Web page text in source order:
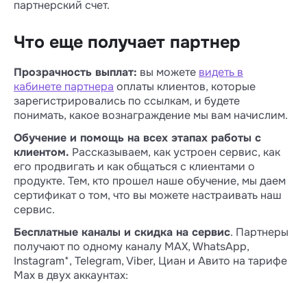
партнерский счет.
Что еще получает партнер
Прозрачность выплат: вы можете видеть в
кабинете партнера оплаты клиентов, которые
зарегистрировались по ссылкам, и будете
понимать, какое вознаграждение мы вам начислим.
Обучение и помощь на всех этапах работы с
клиентом. Рассказываем, как устроен сервис, как
его продвигать и как общаться с клиентами о
продукте. Тем, кто прошел наше обучение, мы даем
сертификат о том, что вы можете настраивать наш
сервис.
Бесплатные каналы и скидка на сервис. Партнеры
получают по одному каналу MAX, WhatsApp,
Instagram*, Telegram, Viber, Циан и Авито на тарифе
Max в двух аккаунтах: